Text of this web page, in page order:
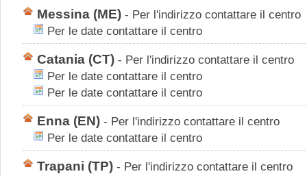
Messina (ME) - Per l'indirizzo contattare il centro
Per le date contattare il centro
Catania (CT) - Per l'indirizzo contattare il centro
Per le date contattare il centro
Per le date contattare il centro
Enna (EN) - Per l'indirizzo contattare il centro
Per le date contattare il centro
Trapani (TP) - Per l'indirizzo contattare il centro